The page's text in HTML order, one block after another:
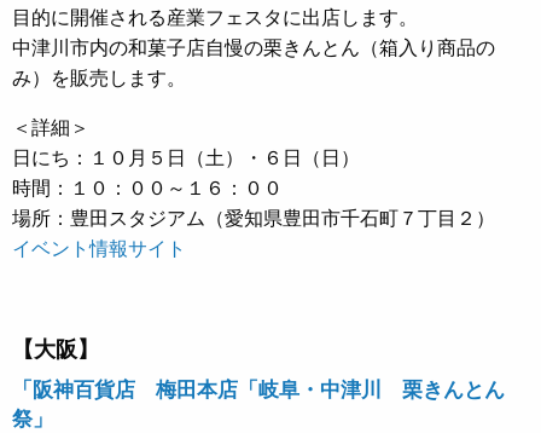
目的に開催される産業フェスタに出店します。
中津川市内の和菓子店自慢の栗きんとん（箱入り商品の
み）を販売します。
＜詳細＞
日にち：１０月５日（土）・６日（日）
時間：１０：００～１６：００
場所：豊田スタジアム（愛知県豊田市千石町７丁目２）
イベント情報サイト
【大阪】
「阪神百貨店 梅田本店「岐阜・中津川 栗きんとん
祭」